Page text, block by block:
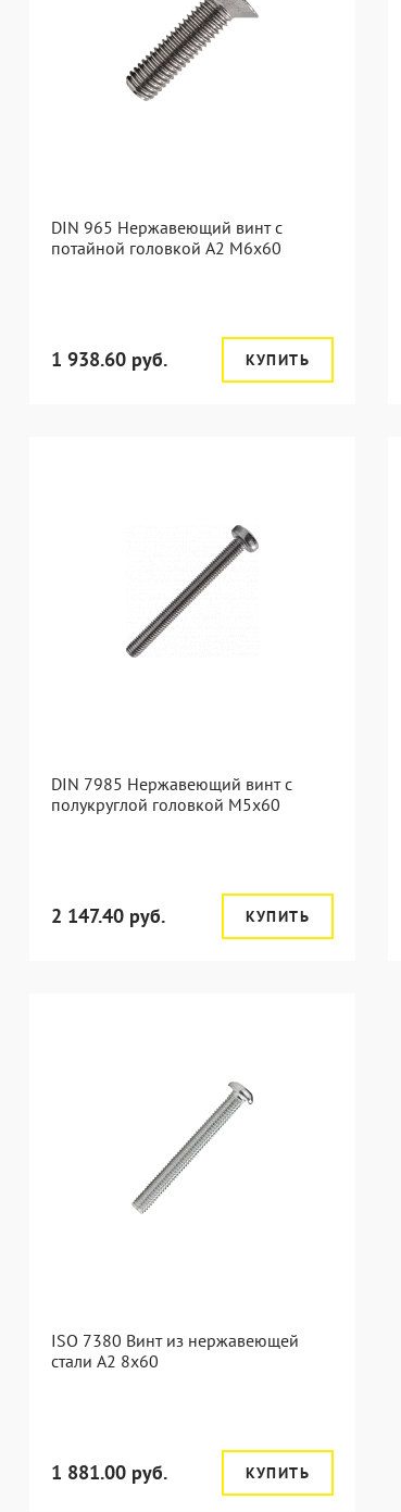
DIN 965 Нержавеющий винт с
потайной головкой А2 М6x60
1 938.60 руб. КУПИТЬ
DIN 7985 Нержавеющий винт с
полукруглой головкой М5х60
2 147.40 руб. КУПИТЬ
ISO 7380 Винт из нержавеющей
стали А2 8х60
1 881.00 руб. КУПИТЬ